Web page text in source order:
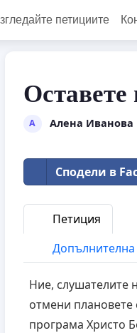
петициите
А Алена Иванова
Сподели в
Петиция
Ние, слушателите
отмени
програма Христо